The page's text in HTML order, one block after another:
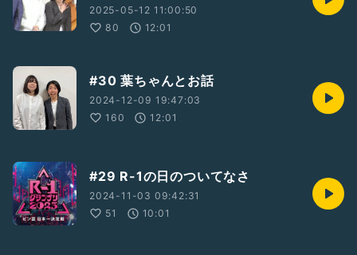
2025-05-12 11:00:50
80
12:01
#30 葉ちゃんとお話
2024-12-09 19:47:03
160
12:01
#29 R-1の日のついてなさ
2024-11-03 09:42:31
51
10:01